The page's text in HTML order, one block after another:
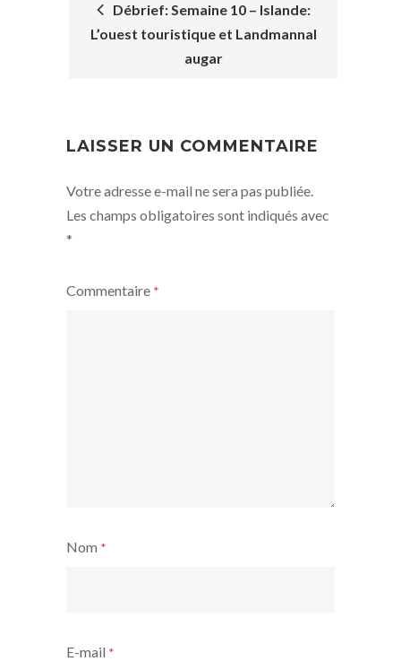
POST
Débrief: Semaine 10 – Islande:
L’ouest touristique et Landmannal
augar
LAISSER UN COMMENTAIRE
Votre adresse e-mail ne sera pas publiée.
Les champs obligatoires sont indiqués avec
*
Commentaire *
Nom *
E-mail *